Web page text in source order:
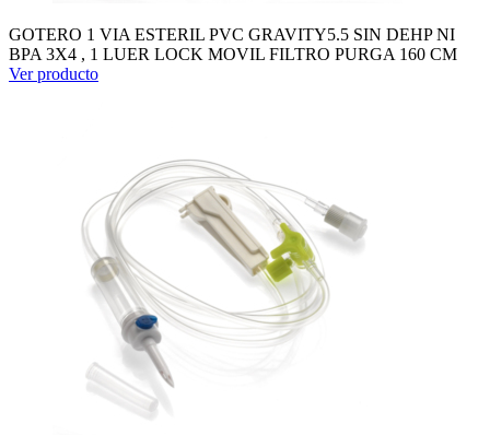
GOTERO 1 VIA ESTERIL PVC GRAVITY5.5 SIN DEHP NI
BPA 3X4 , 1 LUER LOCK MOVIL FILTRO PURGA 160 CM
Ver producto